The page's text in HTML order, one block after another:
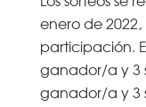
enero de
participación.
ganador/a y 3
ganador/a y 3